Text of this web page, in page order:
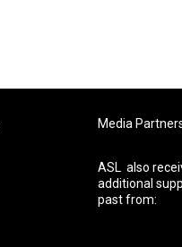
Media
ASL also
additional
past from: